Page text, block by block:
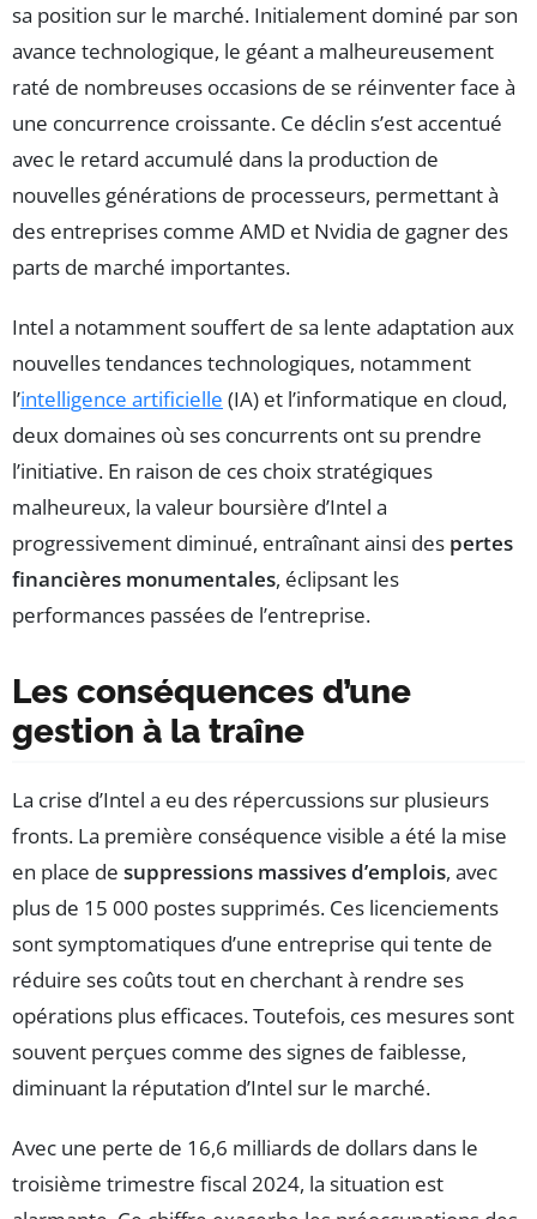
sa position sur le marché. Initialement dominé par son
avance technologique, le géant a malheureusement
raté de nombreuses occasions de se réinventer face à
une concurrence croissante. Ce déclin s’est accentué
avec le retard accumulé dans la production de
nouvelles générations de processeurs, permettant à
des entreprises comme AMD et Nvidia de gagner des
parts de marché importantes.
Intel a notamment souffert de sa lente adaptation aux
nouvelles tendances technologiques, notamment
l’intelligence artificielle (IA) et l’informatique en cloud,
deux domaines où ses concurrents ont su prendre
l’initiative. En raison de ces choix stratégiques
malheureux, la valeur boursière d’Intel a
progressivement diminué, entraînant ainsi des pertes
financières monumentales, éclipsant les
performances passées de l’entreprise.
Les conséquences d’une
gestion à la traîne
La crise d’Intel a eu des répercussions sur plusieurs
fronts. La première conséquence visible a été la mise
en place de suppressions massives d’emplois, avec
plus de 15 000 postes supprimés. Ces licenciements
sont symptomatiques d’une entreprise qui tente de
réduire ses coûts tout en cherchant à rendre ses
opérations plus efficaces. Toutefois, ces mesures sont
souvent perçues comme des signes de faiblesse,
diminuant la réputation d’Intel sur le marché.
Avec une perte de 16,6 milliards de dollars dans le
troisième trimestre fiscal 2024, la situation est